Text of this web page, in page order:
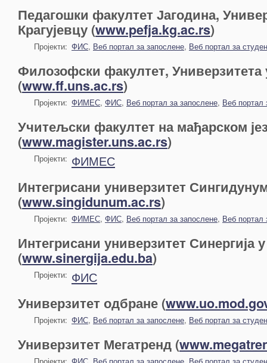
Педагошки факултет Јагодина,
Крагујевцу (www.pefja.kg.ac.rs)
Пројекти: ФИС, Веб портал за запослене, Веб портал за
Филозофски факултет,
(www.ff.uns.ac.rs)
Пројекти: ФИМЕС, ФИС, Веб портал за запослене, Веб портал
Учитељски факултет на мађарском
(www.magister.uns.ac.rs)
Пројекти: ФИМЕС
Интегрисани универзитет
(www.singidunum.ac.rs)
Пројекти: ФИМЕС, ФИС, Веб портал за запослене, Веб портал
Интегрисани универзитет Синергија
(www.sinergija.edu.ba)
Пројекти: ФИС
Универзитет одбране (
Пројекти: ФИС, Веб портал за запослене, Веб портал за
Универзитет Мегатренд (